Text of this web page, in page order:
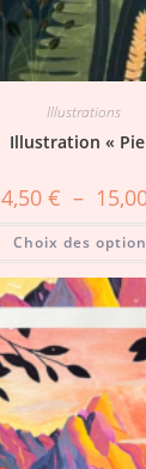
Illustrations
Illustration «
4,50 € –
Choix des